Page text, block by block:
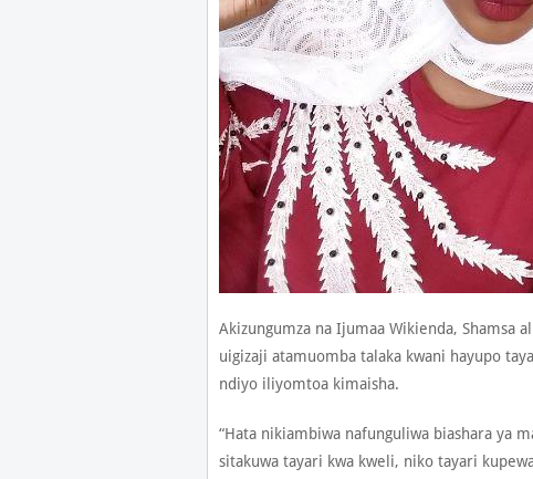
Akizungumza na Ijumaa Wikienda, Shamsa
uigizaji atamuomba talaka kwani hayupo
ndiyo iliyomtoa kimaisha.
“Hata nikiambiwa nafunguliwa biashara ya
sitakuwa tayari kwa kweli, niko tayari